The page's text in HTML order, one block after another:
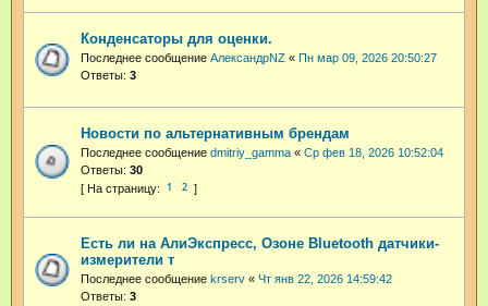
Конденсаторы для оценки.
Последнее сообщение АлександрNZ « Пн мар 09, 2026 20:50:27
Ответы: 3
Новости по альтернативным брендам
Последнее сообщение dmitriy_gamma « Ср фев 18, 2026 10:52:04
Ответы: 30
1 2
Есть ли на АлиЭкспресс, Озоне Bluetooth датчики-
измерители т
Последнее сообщение krserv « Чт янв 22, 2026 14:59:42
Ответы: 3